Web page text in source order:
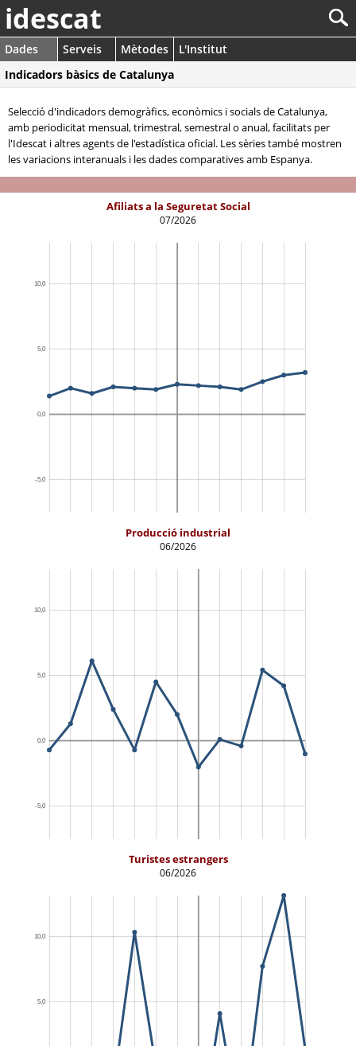
idescat
Dades Serveis Mètodes
L'Institut
Indicadors bàsics de Catalunya
Selecció d'indicadors demogràfics, econòmics i socials de Catalunya,
amb periodicitat mensual, trimestral, semestral o anual, facilitats per
l'Idescat i altres agents de l'estadística oficial. Les sèries també mostren
les variacions interanuals i les dades comparatives amb Espanya.
Afiliats a la Seguretat Social
07/2026
Producció industrial
06/2026
Turistes estrangers
06/2026